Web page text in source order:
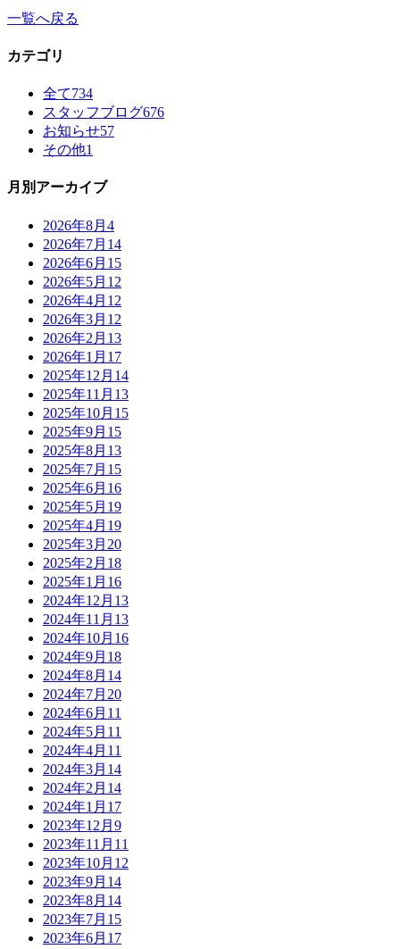
一覧へ戻る
カテゴリ
全て734
スタッフブログ676
お知らせ57
その他1
月別アーカイブ
2026年8月 4
2026年7月 14
2026年6月 15
2026年5月 12
2026年4月 12
2026年3月 12
2026年2月 13
2026年1月 17
2025年12月 14
2025年11月 13
2025年10月 15
2025年9月 15
2025年8月 13
2025年7月 15
2025年6月 16
2025年5月 19
2025年4月 19
2025年3月 20
2025年2月 18
2025年1月 16
2024年12月 13
2024年11月 13
2024年10月 16
2024年9月 18
2024年8月 14
2024年7月 20
2024年6月 11
2024年5月 11
2024年4月 11
2024年3月 14
2024年2月 14
2024年1月 17
2023年12月 9
2023年11月 11
2023年10月 12
2023年9月 14
2023年8月 14
2023年7月 15
2023年6月 17